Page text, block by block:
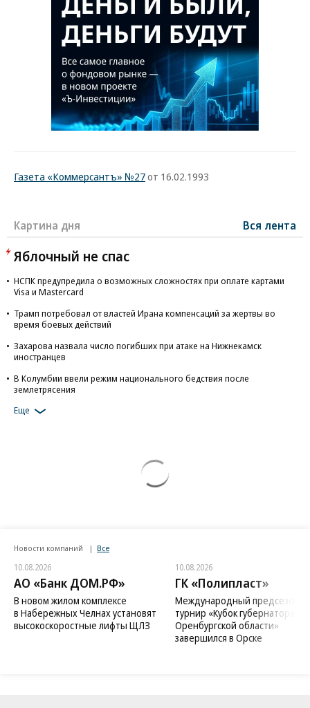
Газета «Коммерсантъ» №27от 16.02.1993
Картина дня Вся лента
Яблочный не спас
НСПК предупредила о возможных сложностях при оплате картами
Visa и Mastercard
Трамп потребовал от властей Ирана компенсаций за жертвы во
время боевых действий
Захарова назвала число погибших при атаке на Нижнекамск
иностранцев
В Колумбии ввели режим национального бедствия после
землетрясения
Еще
Новости компаний Все
10.08.2026
АО «Банк ДОМ.РФ»
В новом жилом комплексе
в Набережных Челнах установят
высокоскоростные лифты ЩЛЗ
10.08.2026
ГК «Полипласт»
Международный
турнир «Кубок губернатора
Оренбургской области»
завершился в Орске